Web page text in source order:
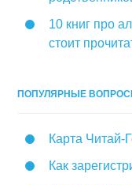
10 книг про
стоит
ПОПУЛЯРНЫЕ
Карта Читай-
Как